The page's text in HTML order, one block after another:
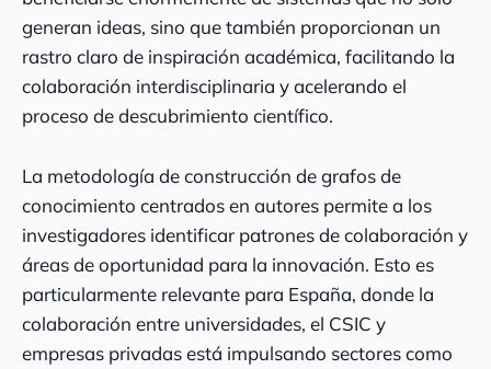
generan ideas, sino que también proporcionan un
rastro claro de inspiración académica, facilitando la
colaboración interdisciplinaria y acelerando el
proceso de descubrimiento científico.
La metodología de construcción de grafos de
conocimiento centrados en autores permite a los
investigadores identificar patrones de colaboración y
áreas de oportunidad para la innovación. Esto es
particularmente relevante para España, donde la
colaboración entre universidades, el CSIC y
empresas privadas está impulsando sectores como